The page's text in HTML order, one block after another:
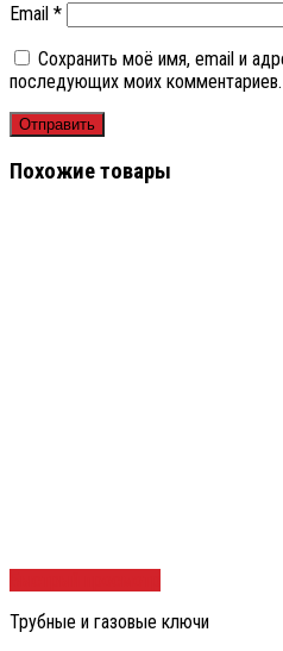
Email *
Сохранить моё имя, email и
последующих моих комментариев.
Похожие товары
Трубные и газовые ключи